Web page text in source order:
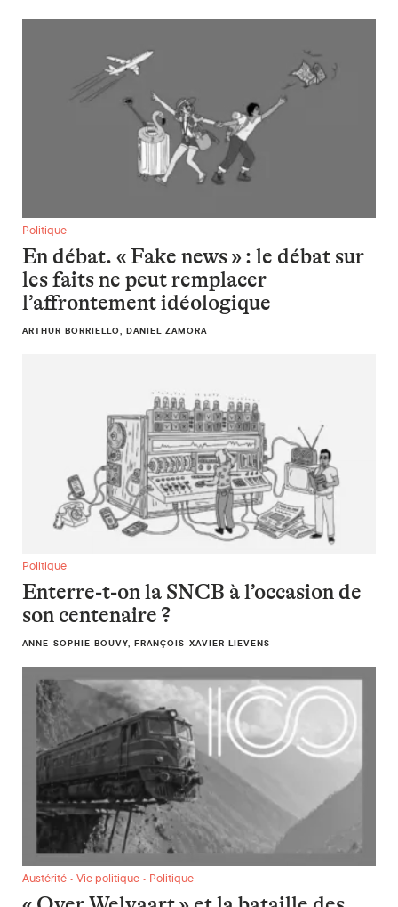
En débat. « Fake news » : le débat sur les faits ne peut
Politique
En débat. « Fake news » : le débat sur
les faits ne peut remplacer
l’affrontement idéologique
ARTHUR BORRIELLO, DANIEL ZAMORA
Enterre-t-on la SNCB à l’occasion de son centenaire ?
Politique
Enterre-t-on la SNCB à l’occasion de
son centenaire ?
ANNE-SOPHIE BOUVY, FRANÇOIS-XAVIER LIEVENS
« Over Welvaart » et la bataille des prospérités
Austérité • Vie politique • Politique